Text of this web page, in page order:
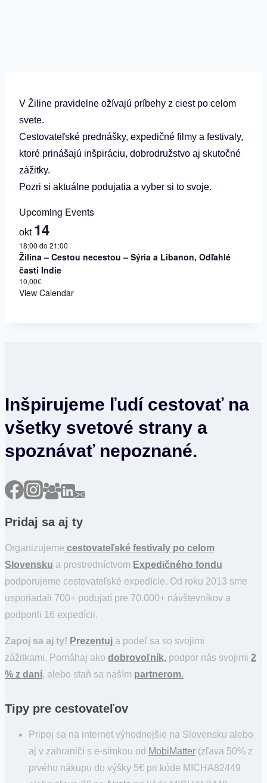
V Žiline pravidelne ožívajú príbehy z ciest po celom
svete.
Cestovateľské prednášky, expedičné filmy a festivaly,
ktoré prinášajú inšpiráciu, dobrodružstvo aj skutočné
zážitky.
Pozri si aktuálne podujatia a vyber si to svoje.
Upcoming Events
okt 14
18:00 do 21:00
Žilina – Cestou necestou – Sýria a Libanon, Odľahlé
časti Indie
10,00€
View Calendar
Inšpirujeme ľudí cestovať na
všetky svetové strany a
spoznávať nepoznané.
Pridaj sa aj ty
Organizujeme cestovateľské festivaly po celom
Slovensku a prostredníctvom Expedičného fondu
podporujeme cestovateľské expedície. Od roku 2013 sme
usporiadali 700+ podujatí pre 70.000+ návštevníkov a
podporili 16 expedícii.
Zapoj sa aj ty! Prezentuj a podeľ sa so svojimi
zážitkami. Pomáhaj ako dobrovoľník, podpor nás svojimi 2
% z daní, alebo staň sa naším partnerom.
Tipy pre cestovateľov
Pripoj sa na internet výhodnejšie na Slovensku alebo
aj v zahraničí s e-simkou od MobiMatter (zľava 50% z
prvého nákupu do výšky 5€ pri kóde MICHA82449